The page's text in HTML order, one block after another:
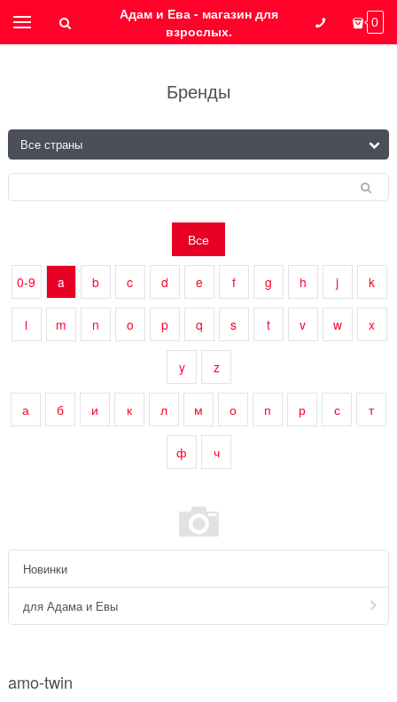
Адам и Ева - магазин для
взрослых.
0
Бренды
Все
0-9 a b c d e f g h j k
l m n o p q s t v w x
y z
а б и к л м о п р с т
ф ч
Новинки
для Адама и Евы
amo-twin